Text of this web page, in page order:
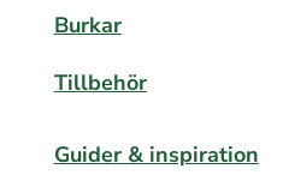
Burkar
Tillbehör
Guider & inspiration